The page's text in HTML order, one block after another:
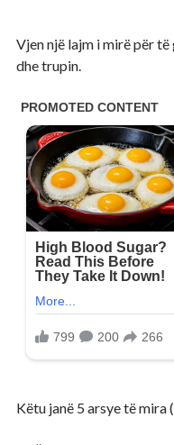
Vjen një lajm i mirë për
dhe trupin.
Këtu janë 5 arsye të mira